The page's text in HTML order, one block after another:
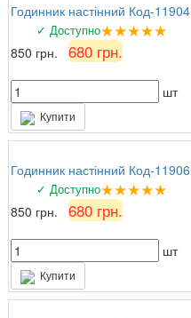
Годинник настінний Код-11904
✓ Доступно★★★★★
850 грн. 680 грн.
шт
Купити
Годинник настінний Код-11906
✓ Доступно★★★★★
850 грн. 680 грн.
шт
Купити